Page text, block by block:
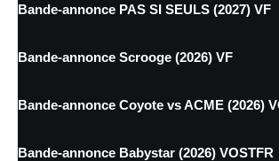
Bande-annonce PAS SI SEULS (2027) VF
Bande-annonce Scrooge (2026) VF
Bande-annonce Coyote vs ACME (2026)
Bande-annonce Babystar (2026) VOSTFR